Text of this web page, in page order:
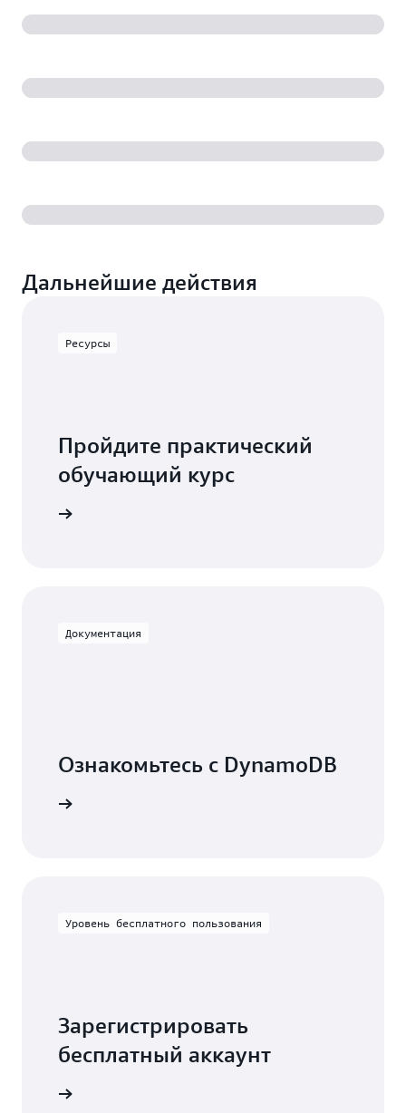
Дальнейшие действия
Ресурсы
Пройдите практический
обучающий курс
Документация
Ознакомьтесь с DynamoDB
Уровень бесплатного пользования
Зарегистрировать
бесплатный аккаунт